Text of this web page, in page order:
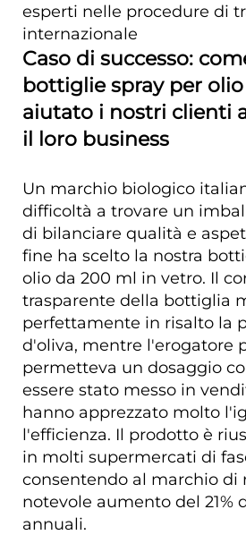
esperti nelle procedure di
internazionale
Caso di successo:
bottiglie spray per
aiutato i nostri clienti
il loro business
Un marchio biologico
difficoltà a trovare un
di bilanciare qualità e
fine ha scelto la nostra
olio da 200 ml in vetro. Il
trasparente della bottiglia
perfettamente in risalto la
d'oliva, mentre l'erogatore
permetteva un dosaggio
essere stato messo in
hanno apprezzato molto
l'efficienza. Il prodotto è
in molti supermercati di
consentendo al marchio di
notevole aumento del 21%
annuali.